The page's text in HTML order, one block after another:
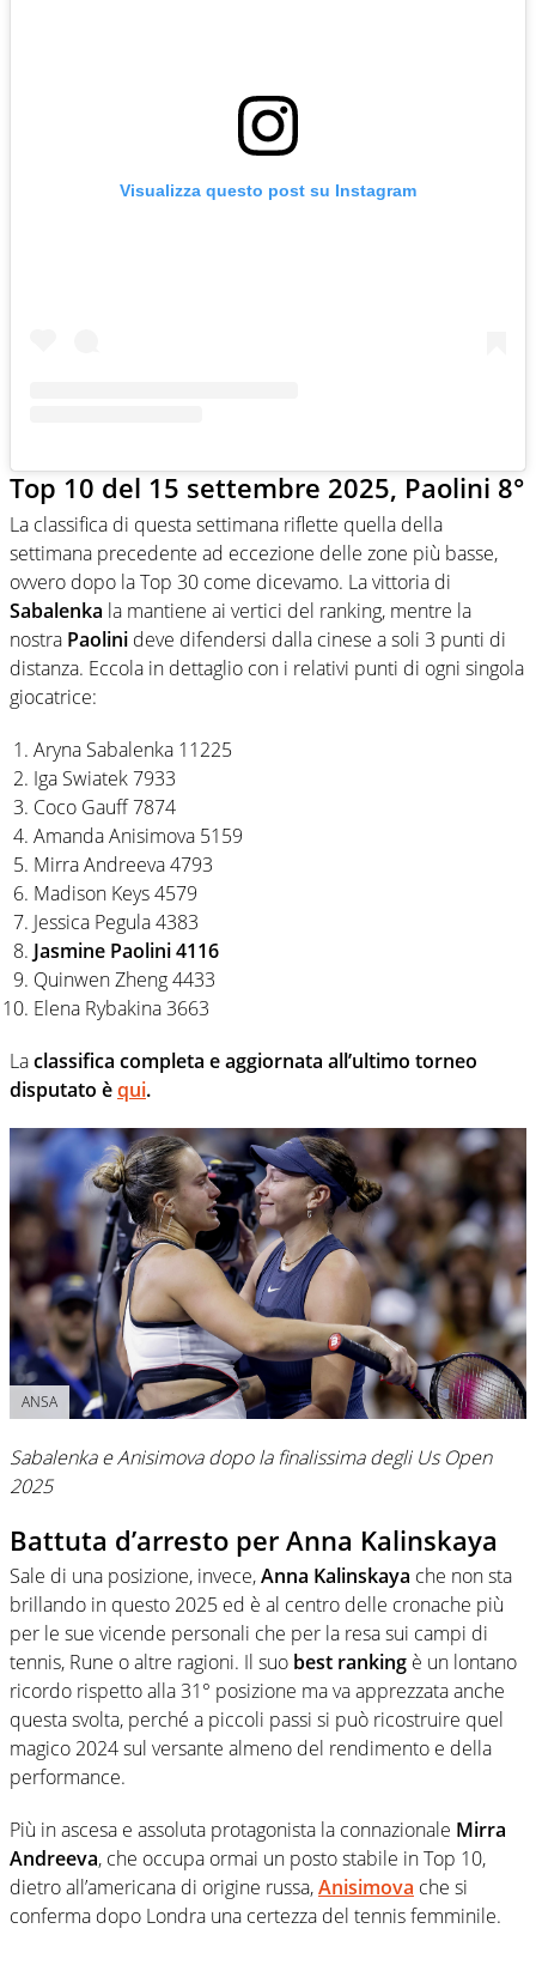
Visualizza questo post su Instagram
Top 10 del 15 settembre 2025, Paolini 8°
La classifica di questa settimana riflette quella della
settimana precedente ad eccezione delle zone più basse,
ovvero dopo la Top 30 come dicevamo. La vittoria di
Sabalenka la mantiene ai vertici del ranking, mentre la
nostra Paolini deve difendersi dalla cinese a soli 3 punti di
distanza. Eccola in dettaglio con i relativi punti di ogni singola
giocatrice:
Aryna Sabalenka 11225
Iga Swiatek 7933
Coco Gauff 7874
Amanda Anisimova 5159
Mirra Andreeva 4793
Madison Keys 4579
Jessica Pegula 4383
Jasmine Paolini 4116
Quinwen Zheng 4433
Elena Rybakina 3663
Laclassifica completa e aggiornata all’ultimo torneo
disputato èqui.
ANSA
Sabalenka e Anisimova dopo la finalissima degli Us Open
2025
Battuta d’arresto per Anna Kalinskaya
Sale di una posizione, invece,Anna Kalinskaya che non sta
brillando in questo 2025 ed è al centro delle cronache più
per le sue vicende personali che per la resa sui campi di
tennis, Rune o altre ragioni. Il suo best ranking è un lontano
ricordo rispetto alla 31° posizione ma va apprezzata anche
questa svolta, perché a piccoli passi si può ricostruire quel
magico 2024 sul versante almeno del rendimento e della
performance.
Più in ascesa e assoluta protagonista la connazionale Mirra
Andreeva, che occupa ormai un posto stabile in Top 10,
dietro all’americana di origine russa,Anisimova che si
conferma dopo Londra una certezza del tennis femminile.